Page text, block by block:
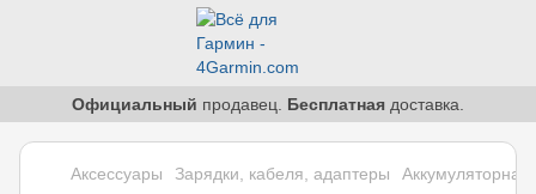
Официальный продавец. Бесплатная доставка.
Аксессуары Зарядки, кабеля, адаптеры